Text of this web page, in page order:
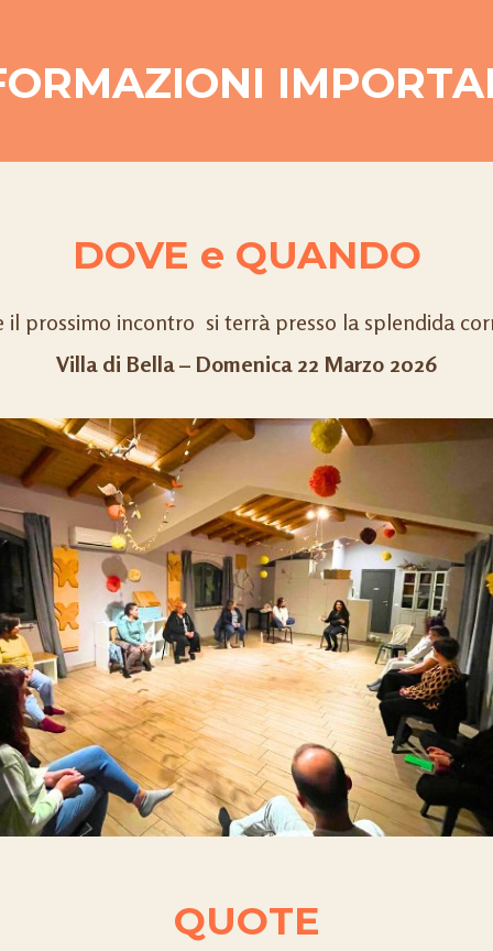
DOVE e QUANDO
il prossimo incontro si terrà presso la splendida
Villa di Bella – Domenica 22 Marzo 2026
QUOTE